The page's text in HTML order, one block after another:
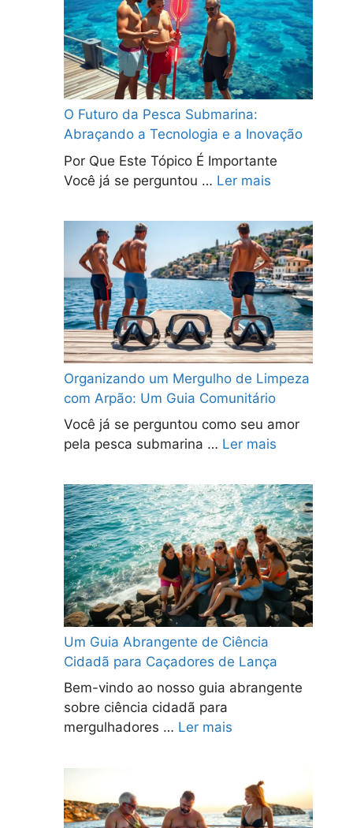
O Futuro da Pesca Submarina:
Abraçando a Tecnologia e a Inovação
Por Que Este Tópico É Importante
Você já se perguntou … Ler mais
Organizando um Mergulho de Limpeza
com Arpão: Um Guia Comunitário
Você já se perguntou como seu amor
pela pesca submarina … Ler mais
Um Guia Abrangente de Ciência
Cidadã para Caçadores de Lança
Bem-vindo ao nosso guia abrangente
sobre ciência cidadã para
mergulhadores … Ler mais